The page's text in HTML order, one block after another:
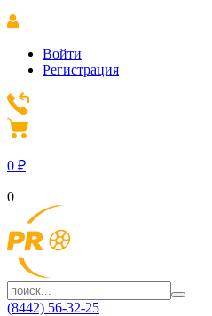
Войти
Регистрация
0 ₽
0
(8442) 56-32-25